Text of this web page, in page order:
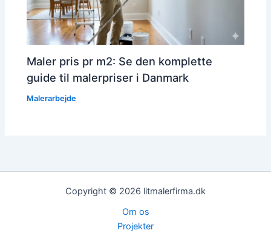
Maler pris pr m2: Se den komplette
guide til malerpriser i Danmark
Malerarbejde
Copyright © 2026 litmalerfirma.dk
Om os
Projekter